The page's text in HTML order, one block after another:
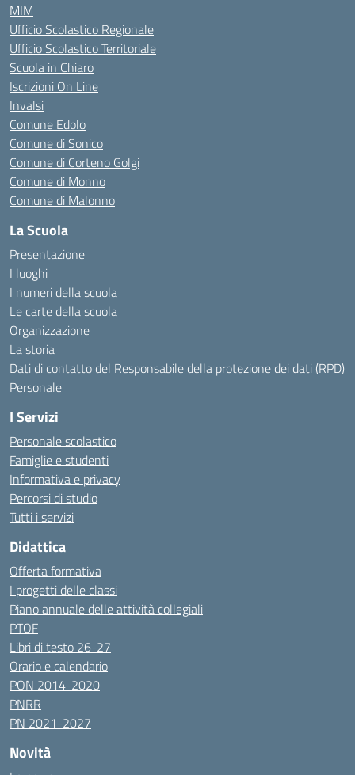
MIM
Ufficio Scolastico Regionale
Ufficio Scolastico Territoriale
Scuola in Chiaro
Iscrizioni On Line
Invalsi
Comune Edolo
Comune di Sonico
Comune di Corteno Golgi
Comune di Monno
Comune di Malonno
La Scuola
Presentazione
I luoghi
I numeri della scuola
Le carte della scuola
Organizzazione
La storia
Dati di contatto del Responsabile della protezione dei dati (RPD)
Personale
I Servizi
Personale scolastico
Famiglie e studenti
Informativa e privacy
Percorsi di studio
Tutti i servizi
Didattica
Offerta formativa
I progetti delle classi
Piano annuale delle attività collegiali
PTOF
Libri di testo 26-27
Orario e calendario
PON 2014-2020
PNRR
PN 2021-2027
Novità